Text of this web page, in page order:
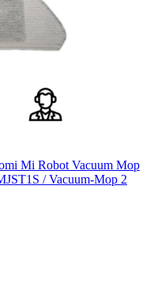
Mi Robot Vacuum Mop
/ Vacuum-Mop 2